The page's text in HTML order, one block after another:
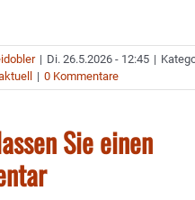
| Di. 26.5.2026 - 12:45 |
| 0 Kommentare
Sie einen